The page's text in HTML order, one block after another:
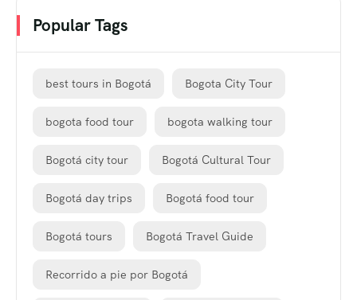
Popular Tags
best tours in Bogotá Bogota City Tour
bogota food tour bogota walking tour
Bogotá city tour Bogotá Cultural Tour
Bogotá day trips Bogotá food tour
Bogotá tours Bogotá Travel Guide
Recorrido a pie por Bogotá